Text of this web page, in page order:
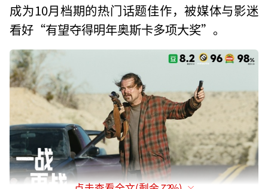
成为10月档期的热门话题佳作，被媒体与影迷
看好“有望夺得明年奥斯卡多项大奖”。